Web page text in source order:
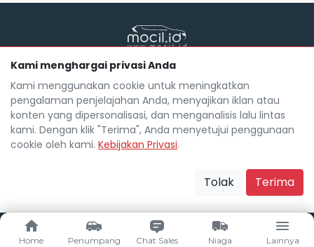
Mocil.id by DSF dikembangkan sebagai sarana untuk
membantu anda yang selama ini kesulitan dalam
mencari mobil bekas secara kredit.
Blog Tentang Mocil
Daftar Mitra Mocil
Syarat dan Ketentuan
Hak Cipta
Kebijakan Privasi
Karir
Copyright Mocil.id 2026. All Rights Reserved.
Home Penumpang Chat Sales Niaga Lainnya
Kami menghargai privasi Anda
Kami menggunakan cookie untuk meningkatkan
pengalaman penjelajahan Anda, menyajikan iklan atau
konten yang dipersonalisasi, dan menganalisis lalu lintas
kami. Dengan klik "Terima", Anda menyetujui penggunaan
cookie oleh kami. Kebijakan Privasi.
Tolak Terima